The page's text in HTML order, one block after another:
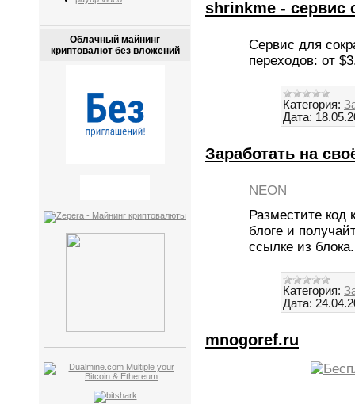
Облачный майнинг
криптовалют без вложений
shrinkme - сервис
Сервис для
переходов: от
Категория:
Дата:
Заработать на
NEON
Разместите код
блоге и
ссылке из
Категория:
Дата:
mnogoref.ru